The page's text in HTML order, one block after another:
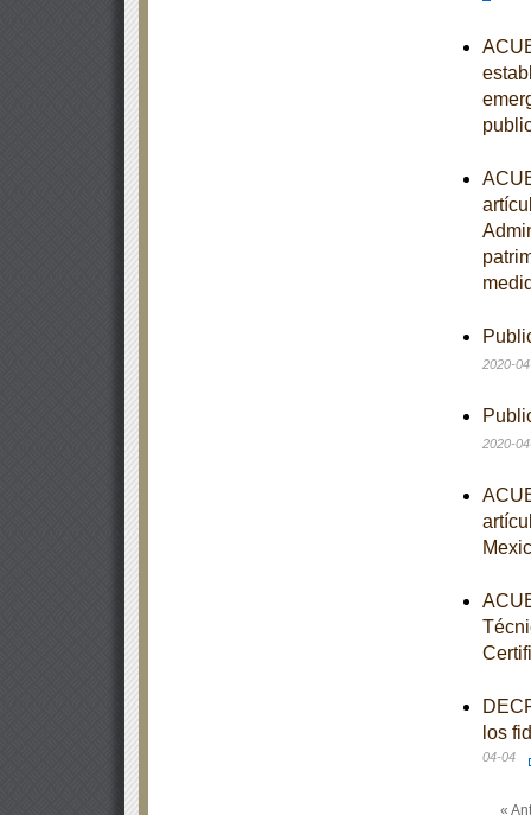
2020-
2020-
los
04-04
«